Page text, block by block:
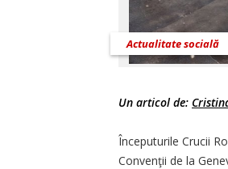
Actualitate socială
Un articol de:
Începuturile Crucii
Convenţii de la